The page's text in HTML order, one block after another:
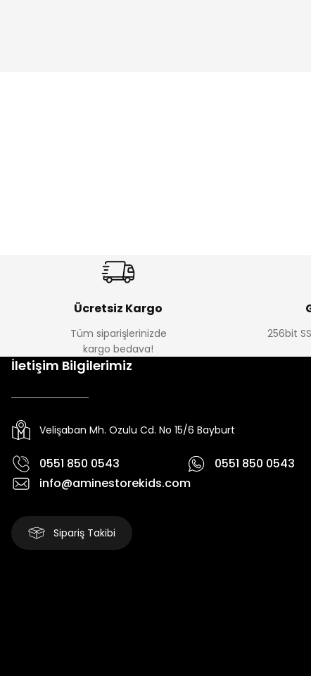
%15
Yeni
Tivon Kız Çocuk 3’lü Takım
%22
Ücretsiz Kargo
Tüm siparişlerinizde
kargo bedava!
256bit
İletişim Bilgilerimiz
Velişaban Mh. Ozulu Cd. No 15/6 Bayburt
0551 850 0543
0551 850 0543
info@aminestorekids.com
Sipariş Takibi